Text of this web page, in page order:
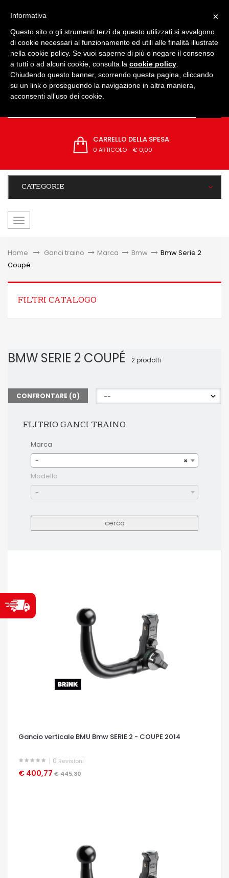
CARRELLO DELLA SPESA
0 ARTICOLO- € 0,00
CATEGORIE
navigazione
Home &gt;Ganci traino > Marca > Bmw > Bmw Serie 2
Coupé
FILTRI CATALOGO
BMW SERIE 2 COUPÉ 2 prodotti
CONFRONTARE (0)
FLITRIO GANCI TRAINO
Marca
×
-
Modello
-
Gancio verticale BMU Bmw SERIE 2 - COUPE 2014
0 Revisioni
€ 400,77 € 445,30
OCCHIATA VELOCE
×
Informativa
Questo sito o gli strumenti terzi da questo utilizzati si avvalgono
di cookie necessari al funzionamento ed utili alle finalità illustrate
nella cookie policy. Se vuoi saperne di più o negare il consenso
a tutti o ad alcuni cookie, consulta la cookie policy
Chiudendo questo banner, scorrendo questa pagina, cliccando
su un link o proseguendo la navigazione in altra maniera,
acconsenti all’uso dei cookie.